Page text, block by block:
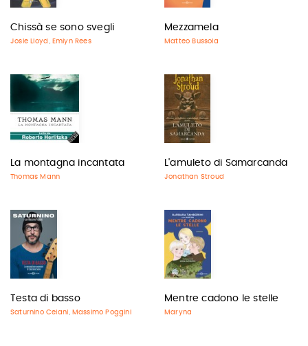
Chissà se sono svegli
Josie Lloyd , Emlyn Rees
Mezzamela
Matteo Bussola
La montagna incantata
Thomas Mann
L'amuleto di Samarcanda
Jonathan Stroud
Testa di basso
Saturnino Celani , Massimo Poggini
Mentre cadono le stelle
Maryna